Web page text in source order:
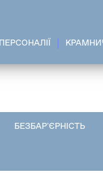
ПЕРСОНАЛІЇ
БЕЗБАР'ЄРНІСТЬ